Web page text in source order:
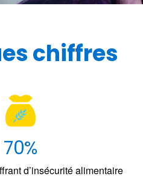
chiffres
70%
d’insécurité alimentaire